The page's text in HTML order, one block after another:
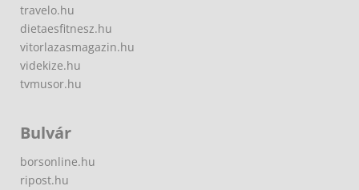
travelo.hu
dietaesfitnesz.hu
vitorlazasmagazin.hu
videkize.hu
tvmusor.hu
Bulvár
borsonline.hu
ripost.hu